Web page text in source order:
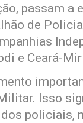
passam a
de
e Ceará-
Isso
policiais,